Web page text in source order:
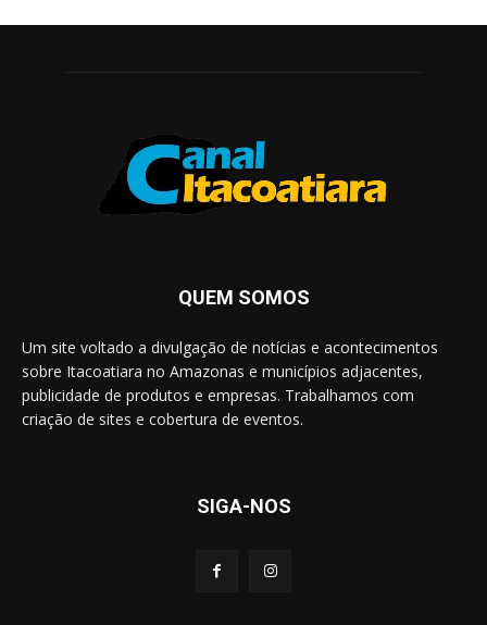
QUEM SOMOS
Um site voltado a divulgação de notícias e acontecimentos
sobre Itacoatiara no Amazonas e municípios adjacentes,
publicidade de produtos e empresas. Trabalhamos com
criação de sites e cobertura de eventos.
SIGA-NOS